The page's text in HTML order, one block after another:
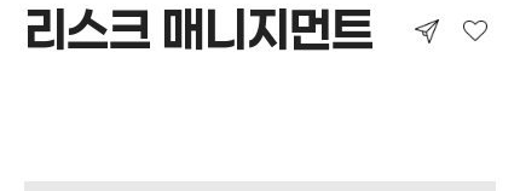
리스크 매니지먼트